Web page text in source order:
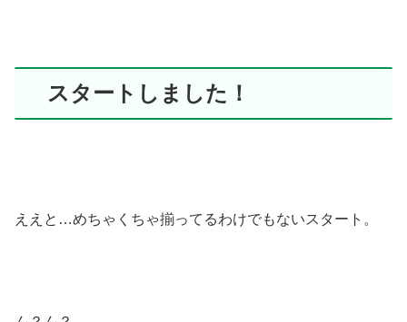
スタートしました！
ええと…めちゃくちゃ揃ってるわけでもないスタート。